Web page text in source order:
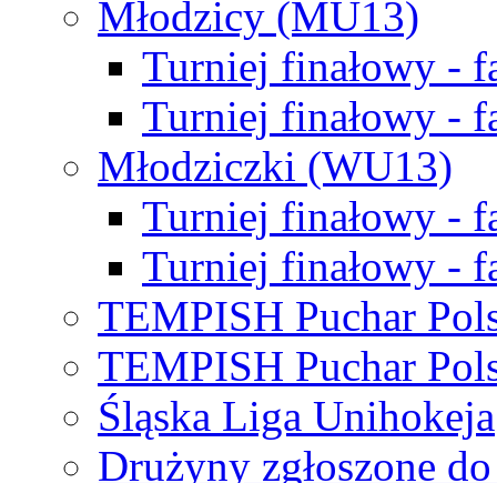
Młodzicy (MU13)
Turniej finałowy -
Turniej finałowy -
Młodziczki (WU13)
Turniej finałowy -
Turniej finałowy -
TEMPISH Puchar
TEMPISH Puchar
Śląska Liga Unihokeja
Drużyny zgłoszone